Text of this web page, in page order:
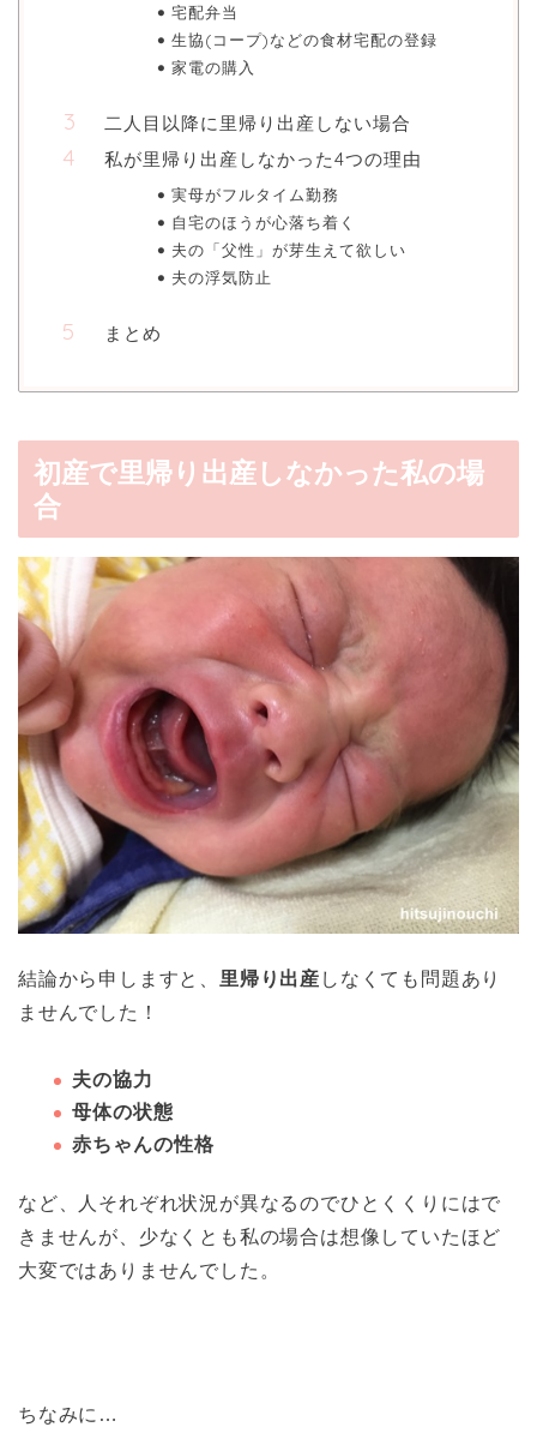
宅配弁当
生協(コープ)などの食材宅配の登録
家電の購入
二人目以降に里帰り出産しない場合
私が里帰り出産しなかった4つの理由
実母がフルタイム勤務
自宅のほうが心落ち着く
夫の「父性」が芽生えて欲しい
夫の浮気防止
まとめ
初産で里帰り出産しなかった私の場
合
結論から申しますと、 里帰り出産 しなくても問題あり
ませんでした！
夫の協力
母体の状態
赤ちゃんの性格
など、人それぞれ状況が異なるのでひとくくりにはで
きませんが、少なくとも私の場合は想像していたほど
大変ではありませんでした。
ちなみに…